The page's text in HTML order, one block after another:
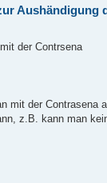
Aushändigung
der Contrsena
mit der Contrasena
z.B. kann man